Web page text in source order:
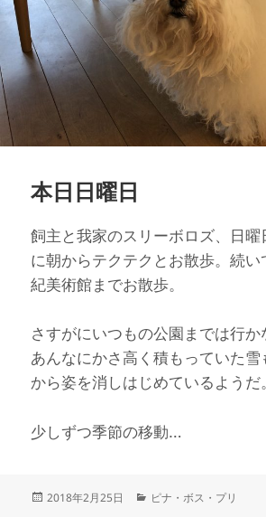
本日日曜日
飼主と我家のスリーボロズ、日曜
に朝からテクテクとお散歩。続
紀美術館までお散歩。
さすがにいつもの公園までは行か
あんなにかさ高く積もっていた
から姿を消しはじめているようだ。
少しずつ季節の移動…
投
2018年2月25日
カ
ピナ・ボス・プリ